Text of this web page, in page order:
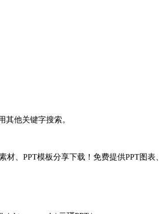
其他关键字搜索。
材、PPT模板分享下载！免费提供PPT图